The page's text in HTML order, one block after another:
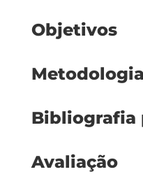
Objetivos
Bibliografia
Avaliação